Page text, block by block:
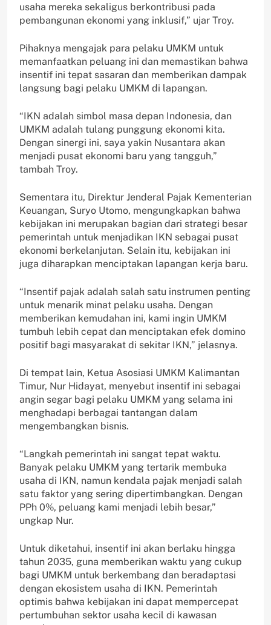
usaha mereka sekaligus berkontribusi pada
pembangunan ekonomi yang inklusif,” ujar Troy.
Pihaknya mengajak para pelaku UMKM untuk
memanfaatkan peluang ini dan memastikan bahwa
insentif ini tepat sasaran dan memberikan dampak
langsung bagi pelaku UMKM di lapangan.
“IKN adalah simbol masa depan Indonesia, dan
UMKM adalah tulang punggung ekonomi kita.
Dengan sinergi ini, saya yakin Nusantara akan
menjadi pusat ekonomi baru yang tangguh,”
tambah Troy.
Sementara itu, Direktur Jenderal Pajak Kementerian
Keuangan, Suryo Utomo, mengungkapkan bahwa
kebijakan ini merupakan bagian dari strategi besar
pemerintah untuk menjadikan IKN sebagai pusat
ekonomi berkelanjutan. Selain itu, kebijakan ini
juga diharapkan menciptakan lapangan kerja baru.
“Insentif pajak adalah salah satu instrumen penting
untuk menarik minat pelaku usaha. Dengan
memberikan kemudahan ini, kami ingin UMKM
tumbuh lebih cepat dan menciptakan efek domino
positif bagi masyarakat di sekitar IKN,” jelasnya.
Di tempat lain, Ketua Asosiasi UMKM Kalimantan
Timur, Nur Hidayat, menyebut insentif ini sebagai
angin segar bagi pelaku UMKM yang selama ini
menghadapi berbagai tantangan dalam
mengembangkan bisnis.
“Langkah pemerintah ini sangat tepat waktu.
Banyak pelaku UMKM yang tertarik membuka
usaha di IKN, namun kendala pajak menjadi salah
satu faktor yang sering dipertimbangkan. Dengan
PPh 0%, peluang kami menjadi lebih besar,”
ungkap Nur.
Untuk diketahui, insentif ini akan berlaku hingga
tahun 2035, guna memberikan waktu yang cukup
bagi UMKM untuk berkembang dan beradaptasi
dengan ekosistem usaha di IKN. Pemerintah
optimis bahwa kebijakan ini dapat mempercepat
pertumbuhan sektor usaha kecil di kawasan